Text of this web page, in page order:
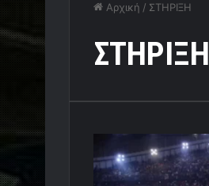
Αρχική / ΣΤΗΡΙΞΗ
ΣΤΗΡΙΞΗ